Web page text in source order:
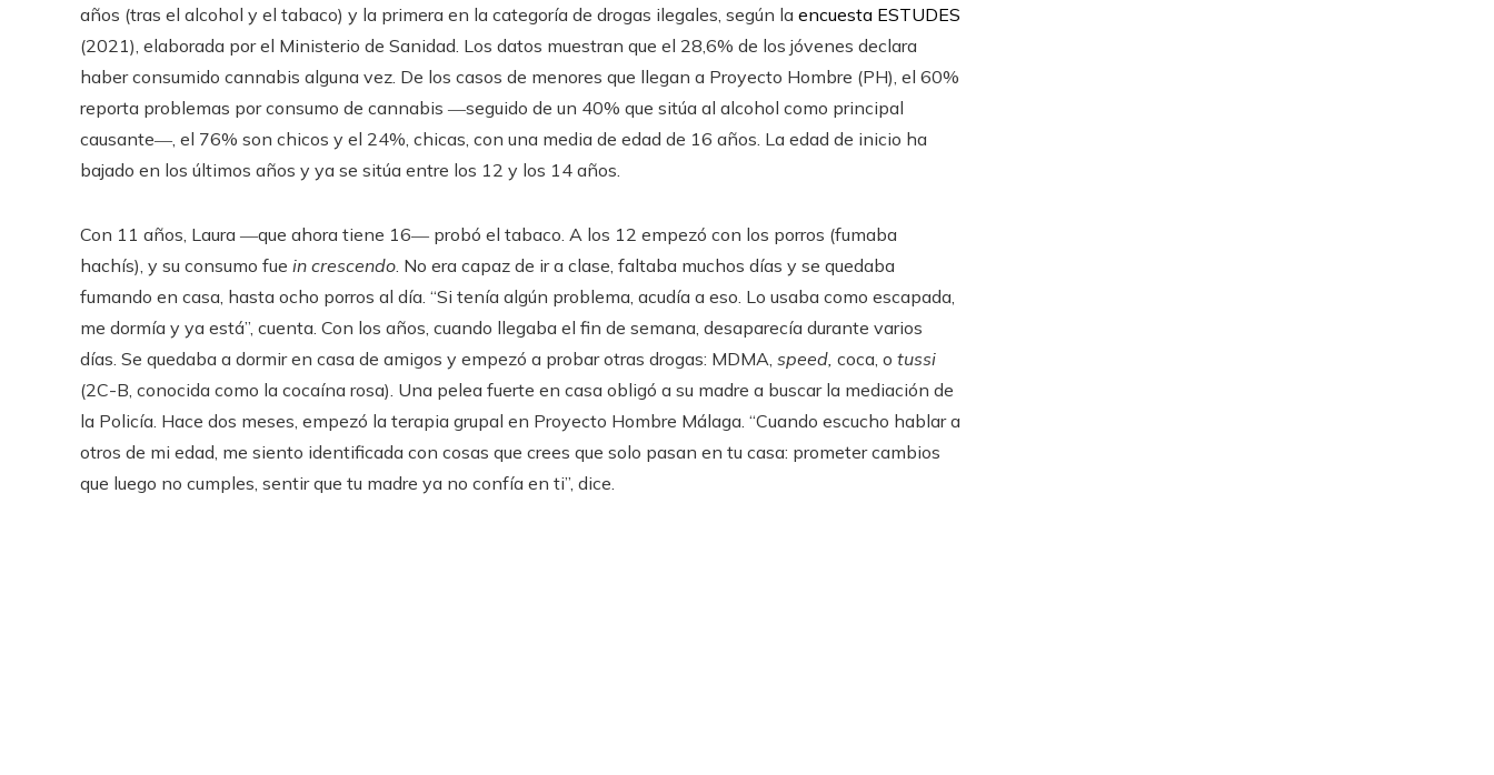
años (tras el alcohol y el tabaco) y la primera en la categoría de drogas ilegales, según la encuesta ESTUDES
(2021), elaborada por el Ministerio de Sanidad. Los datos muestran que el 28,6% de los jóvenes declara
haber consumido cannabis alguna vez. De los casos de menores que llegan a Proyecto Hombre (PH), el 60%
reporta problemas por consumo de cannabis ―seguido de un 40% que sitúa al alcohol como principal
causante―, el 76% son chicos y el 24%, chicas, con una media de edad de 16 años. La edad de inicio ha
bajado en los últimos años y ya se sitúa entre los 12 y los 14 años.
Con 11 años, Laura ―que ahora tiene 16― probó el tabaco. A los 12 empezó con los porros (fumaba
hachís), y su consumo fue in crescendo. No era capaz de ir a clase, faltaba muchos días y se quedaba
fumando en casa, hasta ocho porros al día. “Si tenía algún problema, acudía a eso. Lo usaba como escapada,
me dormía y ya está”, cuenta. Con los años, cuando llegaba el fin de semana, desaparecía durante varios
días. Se quedaba a dormir en casa de amigos y empezó a probar otras drogas: MDMA, speed, coca, o tussi
(2C-B, conocida como la cocaína rosa). Una pelea fuerte en casa obligó a su madre a buscar la mediación de
la Policía. Hace dos meses, empezó la terapia grupal en Proyecto Hombre Málaga. “Cuando escucho hablar a
otros de mi edad, me siento identificada con cosas que crees que solo pasan en tu casa: prometer cambios
que luego no cumples, sentir que tu madre ya no confía en ti”, dice.